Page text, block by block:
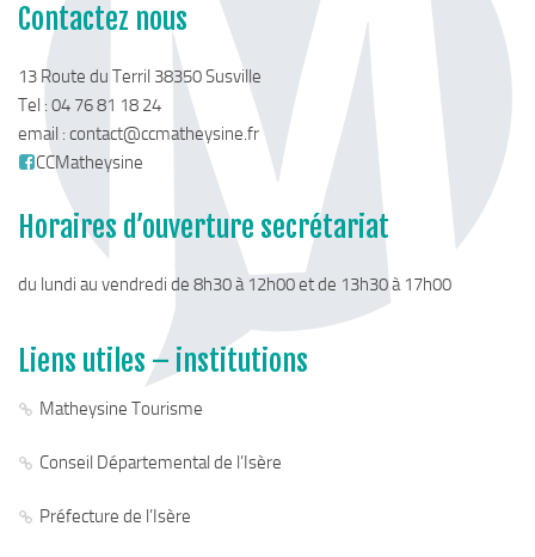
Contactez nous
13 Route du Terril 38350 Susville
Tel : 04 76 81 18 24
email : contact@ccmatheysine.fr
CCMatheysine
Horaires d’ouverture secrétariat
du lundi au vendredi de 8h30 à 12h00 et de 13h30 à 17h00
Liens utiles – institutions
Matheysine Tourisme
Conseil Départemental de l’Isère
Préfecture de l’Isère